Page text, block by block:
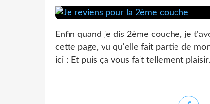
Enfin quand je dis 2ème couche, je
cette page, vu qu'elle fait partie de
ici : Et puis ça vous fait tellement